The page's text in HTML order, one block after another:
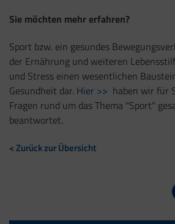
Sie möchten mehr erfahren?
Sport bzw. ein gesundes
der Ernährung und weiteren
und Stress einen wesentlichen
Gesundheit dar. Hier >> haben wir für
Fragen rund um das Thema "Sport"
beantwortet.
< Zurück zur Übersicht